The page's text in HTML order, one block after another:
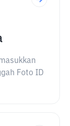
Foto ID